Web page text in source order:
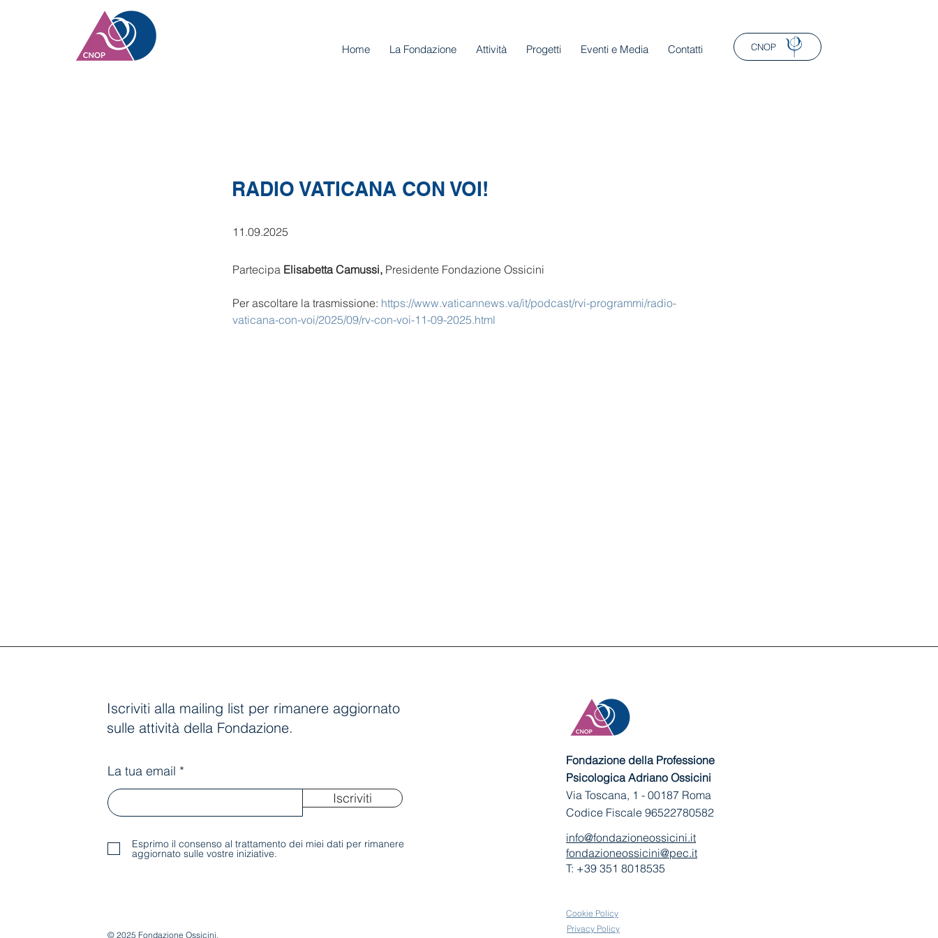
Home La Fondazione Attività Progetti Eventi e Media Contatti CNOP
RADIO VATICANA CON VOI!
11.09.2025
Partecipa Elisabetta Camussi, Presidente Fondazione Ossicini
Per ascoltare la trasmissione: https://www.vaticannews.va/it/podcast/rvi-programmi/radio-
vaticana-con-voi/2025/09/rv-con-voi-11-09-2025.html
Iscriviti alla mailing list per rimanere aggiornato
sulle attività della Fondazione.
La tua email
Iscriviti
Esprimo il consenso al trattamento dei miei dati per rimanere
aggiornato sulle vostre iniziative.
© 2025 Fondazione Ossicini.
Fondazione della Professione
Psicologica Adriano Ossicini
Via Toscana, 1 - 00187 Roma
Codice Fiscale 96522780582
info@fondazioneossicini.it
fondazioneossicini@pec.it
T: +39 351 8018535
Cookie Policy
Privacy Policy